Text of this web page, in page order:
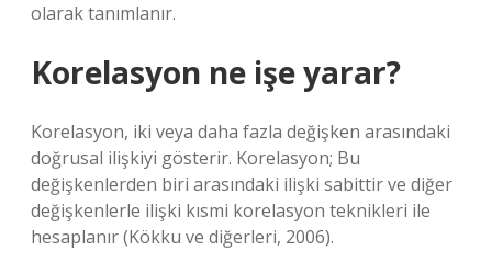
olarak tanımlanır.
Korelasyon ne işe yarar?
Korelasyon, iki veya daha fazla değişken arasındaki
doğrusal ilişkiyi gösterir. Korelasyon; Bu
değişkenlerden biri arasındaki ilişki sabittir ve diğer
değişkenlerle ilişki kısmi korelasyon teknikleri ile
hesaplanır (Kökku ve diğerleri, 2006).